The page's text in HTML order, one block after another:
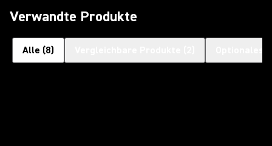
Verwandte Produkte
Alle (8)